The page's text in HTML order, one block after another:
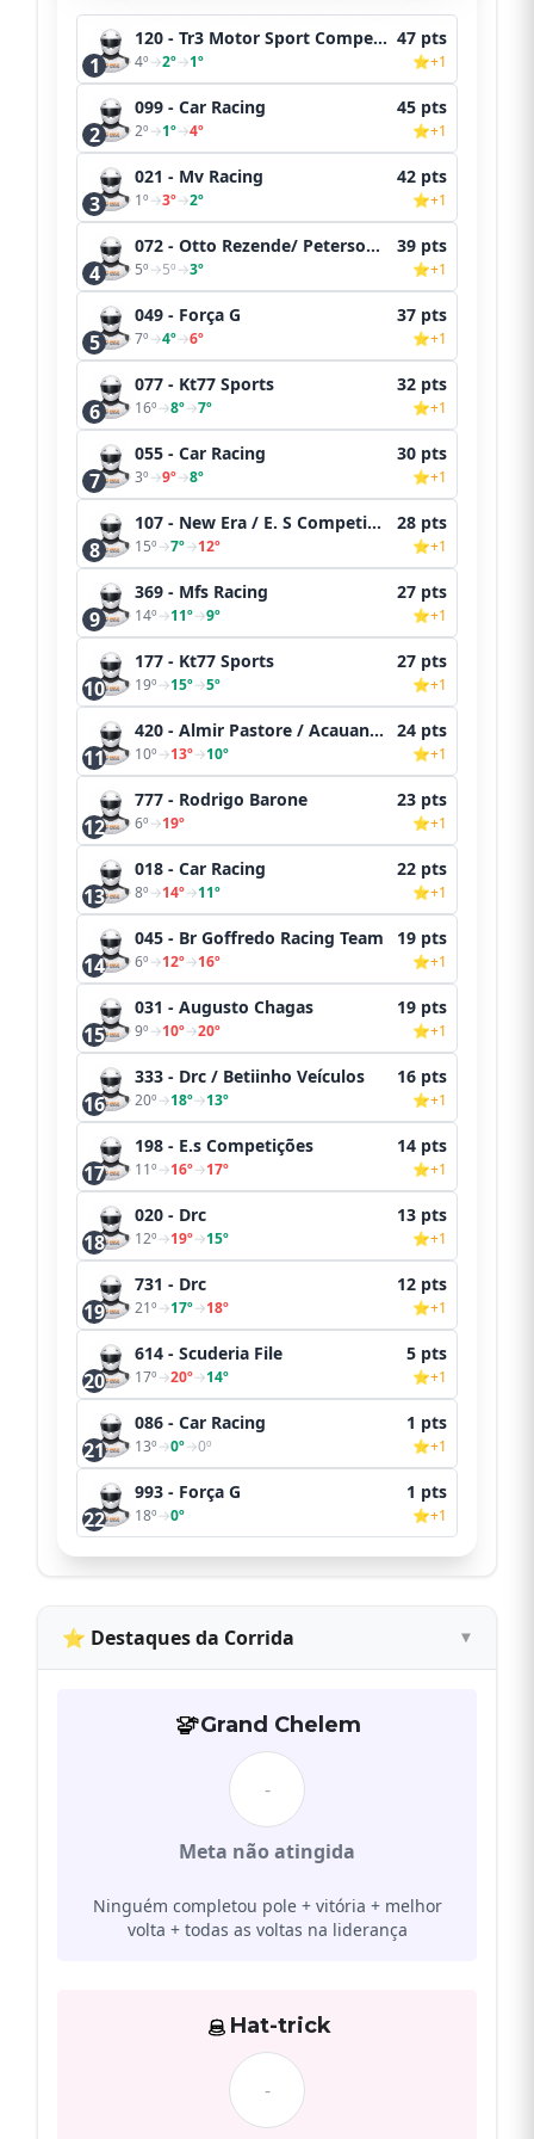
1
120 - Tr3 Motor Sport Competições 47 pts
4º→2º→1º ⭐+1
2
099 - Car Racing 45 pts
2º→1º→4º ⭐+1
3
021 - Mv Racing 42 pts
1º→3º→2º ⭐+1
4
072 - Otto Rezende/ Peterson Nakamura 39 pts
5º→5º→3º ⭐+1
5
049 - Força G 37 pts
7º→4º→6º ⭐+1
6
077 - Kt77 Sports 32 pts
16º→8º→7º ⭐+1
7
055 - Car Racing 30 pts
3º→9º→8º ⭐+1
8
107 - New Era / E. S Competições 28 pts
15º→7º→12º ⭐+1
9
369 - Mfs Racing 27 pts
14º→11º→9º ⭐+1
10
177 - Kt77 Sports 27 pts
19º→15º→5º ⭐+1
11
420 - Almir Pastore / Acauan Pastore 24 pts
10º→13º→10º ⭐+1
12
777 - Rodrigo Barone 23 pts
6º→19º ⭐+1
13
018 - Car Racing 22 pts
8º→14º→11º ⭐+1
14
045 - Br Goffredo Racing Team 19 pts
6º→12º→16º ⭐+1
15
031 - Augusto Chagas 19 pts
9º→10º→20º ⭐+1
16
333 - Drc / Betiinho Veículos 16 pts
20º→18º→13º ⭐+1
17
198 - E.s Competições 14 pts
11º→16º→17º ⭐+1
18
020 - Drc 13 pts
12º→19º→15º ⭐+1
19
731 - Drc 12 pts
21º→17º→18º ⭐+1
20
614 - Scuderia File 5 pts
17º→20º→14º ⭐+1
21
086 - Car Racing 1 pts
13º→0º→0º ⭐+1
22
993 - Força G 1 pts
18º→0º ⭐+1
⭐ Destaques da Corrida
Grand Chelem
-
Meta não atingida
Ninguém completou pole + vitória + melhor
volta + todas as voltas na liderança
Hat-trick
-